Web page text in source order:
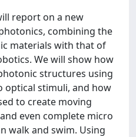
report on a new
combining the
materials with that of
We will show how
structures using
optical stimuli, and how
to create moving
even complete micro
walk and swim. Using